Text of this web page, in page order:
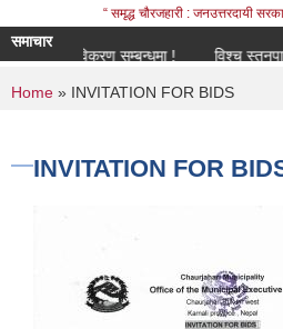
“ समृद्ध चौरजहारी : जनउत्तरदायी
समाचार
नविकरण सम्बन्धमा !
विश्च स्तनपान
You are here
Home » INVITATION FOR BIDS
INVITATION FOR